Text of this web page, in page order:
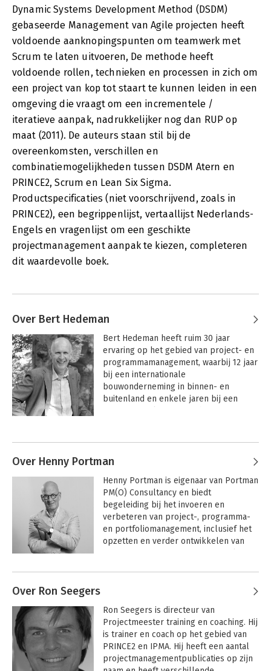
Dynamic Systems Development Method (DSDM)
gebaseerde Management van Agile projecten heeft
voldoende aanknopingspunten om teamwerk met
Scrum te laten uitvoeren, De methode heeft
voldoende rollen, technieken en processen in zich om
een project van kop tot staart te kunnen leiden in een
omgeving die vraagt om een incrementele /
iteratieve aanpak, nadrukkelijker nog dan RUP op
maat (2011). De auteurs staan stil bij de
overeenkomsten, verschillen en
combinatiemogelijkheden tussen DSDM Atern en
PRINCE2, Scrum en Lean Six Sigma.
Productspecificaties (niet voorschrijvend, zoals in
PRINCE2), een begrippenlijst, vertaallijst Nederlands-
Engels en vragenlijst om een geschikte
projectmanagement aanpak te kiezen, completeren
dit waardevolle boek.
Over Bert Hedeman
Bert Hedeman heeft ruim 30 jaar
ervaring op het gebied van project- en
programmamanagement, waarbij 12 jaar
bij een internationale
bouwonderneming in binnen- en
buitenland en enkele jaren bij een
IPMA-certificering in Nederland. In de
afgelopen jaren heeft Bert
verschillende boeken geschreven over
project- en programmamanagement
(o.a. IPMA, Agile, PRINCE2, MSP).
Projectmanagement
op basis van ICB4
PRINCE2® 7 Project
Over Henny Portman
Henny Portman is eigenaar van Portman
PM(O) Consultancy en biedt
begeleiding bij het invoeren en
verbeteren van project-, programma-
en portfoliomanagement, inclusief het
opzetten en verder ontwikkelen van
smile'.
Portman
Over Ron Seegers
Ron Seegers is directeur van
Projectmeester training en coaching. Hij
is trainer en coach op het gebied van
PRINCE2 en IPMA. Hij heeft een aantal
projectmanagementpublicaties op zijn